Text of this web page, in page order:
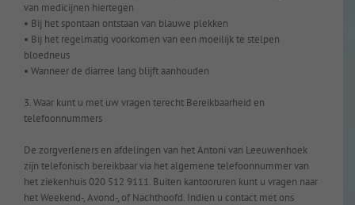
van medicijnen hiertegen
• Bij het spontaan ontstaan van blauwe plekken
• Bij het regelmatig voorkomen van een moeilijk te stelpen
bloedneus
• Wanneer de diarree lang blijft aanhouden
3. Waar kunt u met uw vragen terecht Bereikbaarheid en
telefoonnummers
De zorgverleners en afdelingen van het Antoni van Leeuwenhoek
zijn telefonisch bereikbaar via het algemene telefoonnummer van
het ziekenhuis 020 512 9111. Buiten kantooruren kunt u vragen naar
het Weekend-, Avond-, of Nachthoofd. Indien u contact met ons